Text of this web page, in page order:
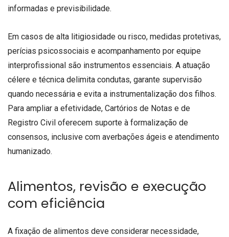
informadas e previsibilidade.
Em casos de alta litigiosidade ou risco, medidas protetivas,
perícias psicossociais e acompanhamento por equipe
interprofissional são instrumentos essenciais. A atuação
célere e técnica delimita condutas, garante supervisão
quando necessária e evita a instrumentalização dos filhos.
Para ampliar a efetividade, Cartórios de Notas e de
Registro Civil oferecem suporte à formalização de
consensos, inclusive com averbações ágeis e atendimento
humanizado.
Alimentos, revisão e execução
com eficiência
A fixação de alimentos deve considerar necessidade,